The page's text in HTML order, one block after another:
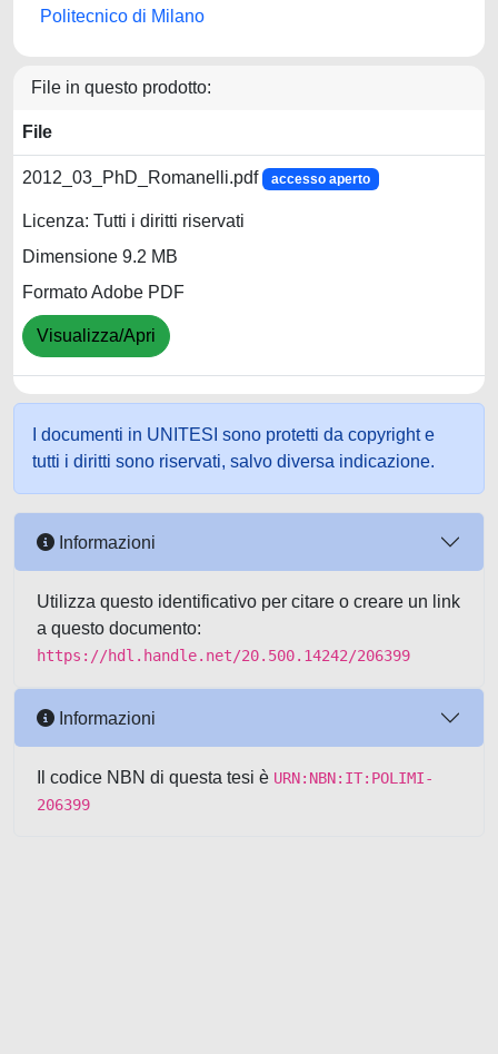
Politecnico di Milano
File in questo prodotto:
File
2012_03_PhD_Romanelli.pdf accesso aperto
Licenza: Tutti i diritti riservati
Dimensione 9.2 MB
Formato Adobe PDF
Visualizza/Apri
I documenti in UNITESI sono protetti da copyright e
tutti i diritti sono riservati, salvo diversa indicazione.
Informazioni
Utilizza questo identificativo per citare o creare un link
a questo documento:
https://hdl.handle.net/20.500.14242/206399
Informazioni
Il codice NBN di questa tesi è URN:NBN:IT:POLIMI-
206399